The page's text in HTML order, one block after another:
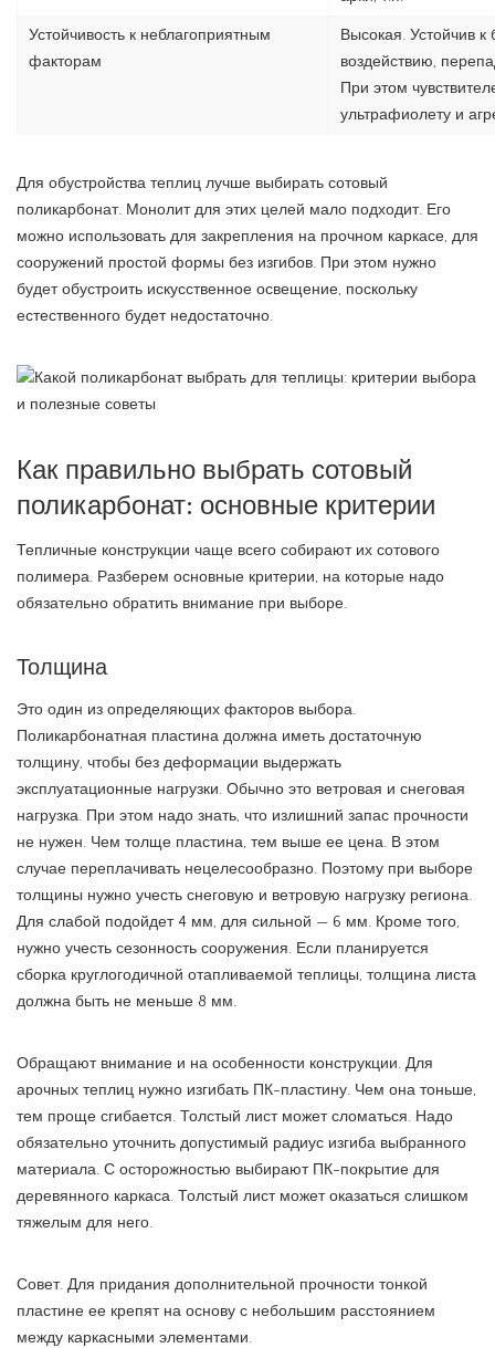
Устойчивость к неблагоприятным
факторам
Высокая. Устойчив к
воздействию,
При этом
ультрафиолету и
Для обустройства теплиц лучше выбирать сотовый
поликарбонат. Монолит для этих целей мало подходит. Его
можно использовать для закрепления на прочном каркасе, для
сооружений простой формы без изгибов. При этом нужно
будет обустроить искусственное освещение, поскольку
естественного будет недостаточно.
Как правильно выбрать сотовый
поликарбонат: основные критерии
Тепличные конструкции чаще всего собирают их сотового
полимера. Разберем основные критерии, на которые надо
обязательно обратить внимание при выборе.
Толщина
Это один из определяющих факторов выбора.
Поликарбонатная пластина должна иметь достаточную
толщину, чтобы без деформации выдержать
эксплуатационные нагрузки. Обычно это ветровая и снеговая
нагрузка. При этом надо знать, что излишний запас прочности
не нужен. Чем толще пластина, тем выше ее цена. В этом
случае переплачивать нецелесообразно. Поэтому при выборе
толщины нужно учесть снеговую и ветровую нагрузку региона.
Для слабой подойдет 4 мм, для сильной — 6 мм. Кроме того,
нужно учесть сезонность сооружения. Если планируется
сборка круглогодичной отапливаемой теплицы, толщина листа
должна быть не меньше 8 мм.
Обращают внимание и на особенности конструкции. Для
арочных теплиц нужно изгибать ПК-пластину. Чем она тоньше,
тем проще сгибается. Толстый лист может сломаться. Надо
обязательно уточнить допустимый радиус изгиба выбранного
материала. С осторожностью выбирают ПК-покрытие для
деревянного каркаса. Толстый лист может оказаться слишком
тяжелым для него.
Совет. Для придания дополнительной прочности тонкой
пластине ее крепят на основу с небольшим расстоянием
между каркасными элементами.